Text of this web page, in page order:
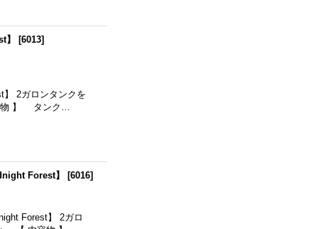
[6013]
2ガロンタンクを
物 】 タンク…
Forest】 [6016]
Forest】 2ガロ